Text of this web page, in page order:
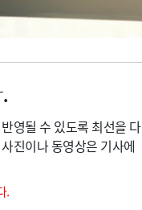
영될 수 있도록 최선을 다
진이나 동영상은 기사에
.